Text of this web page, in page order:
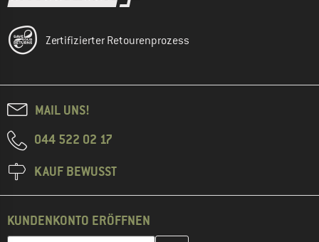
Zertifizierter Retourenprozess
MAIL UNS!
044 522 02 17
KAUF BEWUSST
KUNDENKONTO ERÖFFNEN